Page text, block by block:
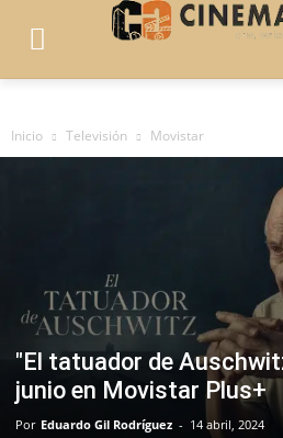
Inicio Televisión Movistar
​"El tatuador de
junio en Movistar Plus+
Por Eduardo Gil Rodríguez - 14 abril, 2024